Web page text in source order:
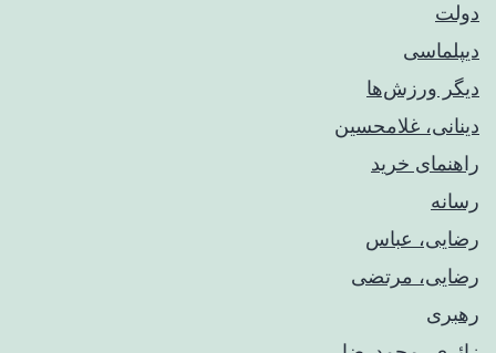
دولت
دیپلماسی
دیگر ورزش‌ها
دینانی، غلامحسین
راهنمای خريد
رسانه
رضایی، عباس
رضایی، مرتضی
رهبری